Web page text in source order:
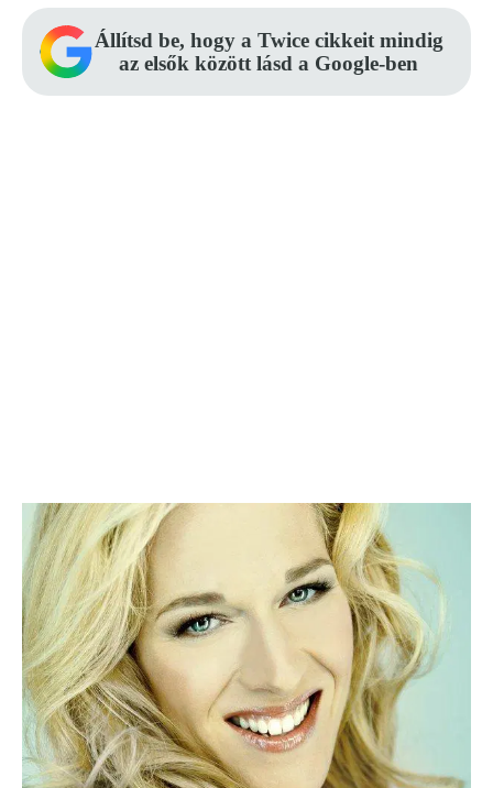
Állítsd be, hogy a Twice cikkeit mindig
az elsők között lásd a Google-ben